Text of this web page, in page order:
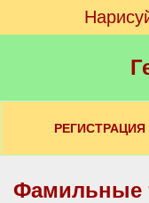
РЕГИСТРАЦИЯ
Фамильные